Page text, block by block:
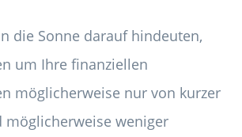
die Sonne darauf hindeuten,
um Ihre finanziellen
möglicherweise nur von kurzer
möglicherweise weniger